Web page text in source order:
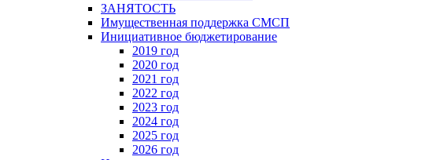
ЗАНЯТОСТЬ
Имущественная поддержка СМСП
Инициативное бюджетирование
2019 год
2020 год
2021 год
2022 год
2023 год
2024 год
2025 год
2026 год